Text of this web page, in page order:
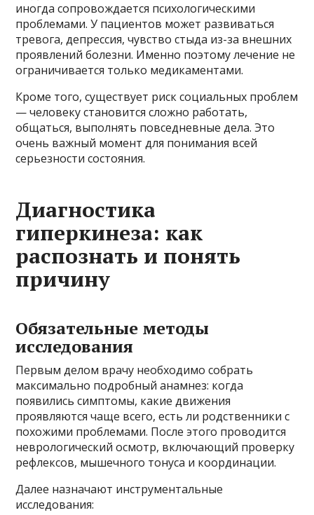
иногда сопровождается психологическими
проблемами. У пациентов может развиваться
тревога, депрессия, чувство стыда из-за внешних
проявлений болезни. Именно поэтому лечение не
ограничивается только медикаментами.
Кроме того, существует риск социальных проблем
— человеку становится сложно работать,
общаться, выполнять повседневные дела. Это
очень важный момент для понимания всей
серьезности состояния.
Диагностика
гиперкинеза: как
распознать и понять
причину
Обязательные методы
исследования
Первым делом врачу необходимо собрать
максимально подробный анамнез: когда
появились симптомы, какие движения
проявляются чаще всего, есть ли родственники с
похожими проблемами. После этого проводится
неврологический осмотр, включающий проверку
рефлексов, мышечного тонуса и координации.
Далее назначают инструментальные
исследования: